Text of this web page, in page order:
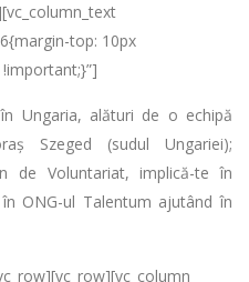
top: 10px
Ungaria, alături de o echipă
Szeged (sudul Ungariei);
de Voluntariat, implică-te în
ONG-ul Talentum ajutând în